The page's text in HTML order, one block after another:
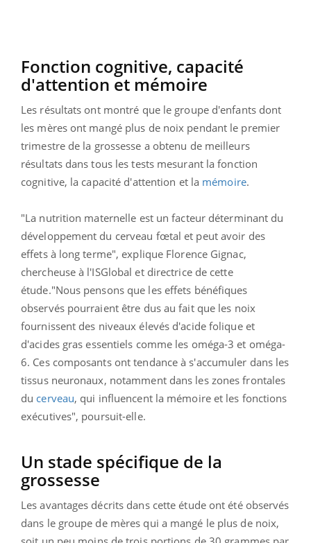
Fonction cognitive, capacité
d'attention et mémoire
Les résultats ont montré que le groupe d'enfants dont
les mères ont mangé plus de noix pendant le premier
trimestre de la grossesse a obtenu de meilleurs
résultats dans tous les tests mesurant la fonction
cognitive, la capacité d'attention et la mémoire.
"La nutrition maternelle est un facteur déterminant du
développement du cerveau fœtal et peut avoir des
effets à long terme", explique Florence Gignac,
chercheuse à l'ISGlobal et directrice de cette
étude."Nous pensons que les effets bénéfiques
observés pourraient être dus au fait que les noix
fournissent des niveaux élevés d'acide folique et
d'acides gras essentiels comme les oméga-3 et oméga-
6. Ces composants ont tendance à s'accumuler dans les
tissus neuronaux, notamment dans les zones frontales
du cerveau, qui influencent la mémoire et les fonctions
exécutives", poursuit-elle.
Un stade spécifique de la
grossesse
Les avantages décrits dans cette étude ont été observés
dans le groupe de mères qui a mangé le plus de noix,